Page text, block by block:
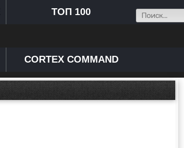
ТОП 100
CORTEX COMMAND